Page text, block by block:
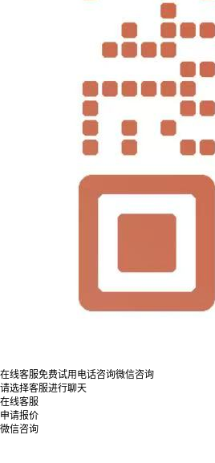
在线客服免费试用 电话咨询微信咨询
请选择客服进行聊天
在线客服
申请报价
微信咨询